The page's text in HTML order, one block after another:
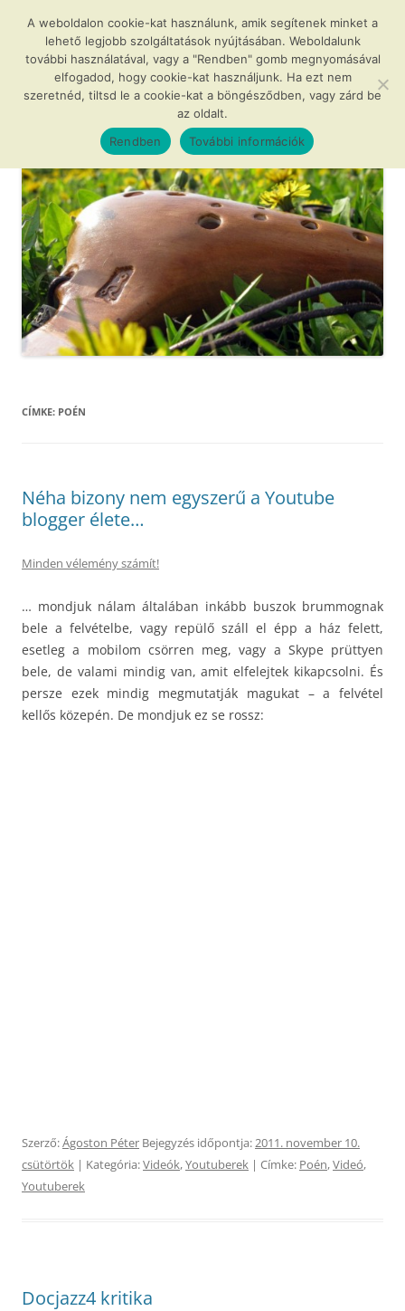
tartalomba
Agócs és a varázslatos okarínák
…avagy az okarína az új furulya!
Menü
CÍMKE: POÉN
Néha bizony nem egyszerű a Youtube
blogger élete…
Minden vélemény számít!
… mondjuk nálam általában inkább buszok brummognak
bele a felvételbe, vagy repülő száll el épp a ház felett,
esetleg a mobilom csörren meg, vagy a Skype prüttyen
bele, de valami mindig van, amit elfelejtek kikapcsolni. És
persze ezek mindig megmutatják magukat – a felvétel
kellős közepén. De mondjuk ez se rossz:
Szerző:Ágoston Péter Bejegyzés időpontja:2011. november 10.
csütörtök | Kategória:Videók,Youtuberek | Címke: Poén,Videó,
Youtuberek
Docjazz4 kritika
A weboldalon cookie-kat használunk, amik segítenek minket a
lehető legjobb szolgáltatások nyújtásában. Weboldalunk
további használatával, vagy a "Rendben" gomb megnyomásával
elfogadod, hogy cookie-kat használjunk. Ha ezt nem
szeretnéd, tiltsd le a cookie-kat a böngésződben, vagy zárd be
az oldalt.
Rendben
További információk